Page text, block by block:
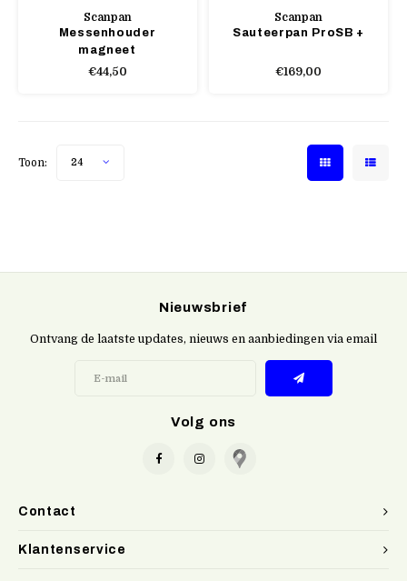
Scanpan
Messenhouder
magneet
€44,50
Scanpan
Sauteerpan ProSB +
€169,00
Toon: 24
Contact
Nieuwsbrief
Ontvang de laatste updates, nieuws en aanbiedingen via email
Volg ons
Klantenservice